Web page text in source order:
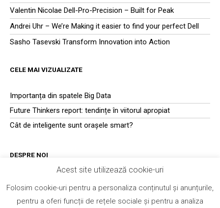
Valentin Nicolae Dell-Pro-Precision – Built for Peak
Andrei Uhr – We’re Making it easier to find your perfect Dell
Sasho Tasevski Transform Innovation into Action
CELE MAI VIZUALIZATE
Importanța din spatele Big Data
Future Thinkers report: tendințe în viitorul apropiat
Cât de inteligente sunt orașele smart?
DESPRE NOI
schimb de informații din domeniul tehnologiei, dedicată
managerilor, antreprenorilor și specialiștilor din industria IT.
Acest site utilizează cookie-uri
Folosim cookie-uri pentru a personaliza conținutul și anunțurile,
pentru a oferi funcții de rețele sociale și pentru a analiza